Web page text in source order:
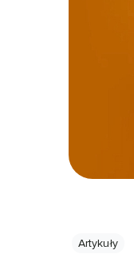
Artykuły